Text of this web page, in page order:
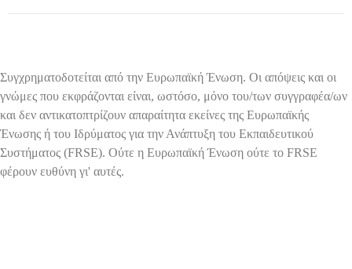
Συγχρηματοδοτείται από την Ευρωπαϊκή Ένωση. Οι απόψεις και οι
γνώμες που εκφράζονται είναι, ωστόσο, μόνο του/των συγγραφέα/ων
και δεν αντικατοπτρίζουν απαραίτητα εκείνες της Ευρωπαϊκής
Ένωσης ή του Ιδρύματος για την Ανάπτυξη του Εκπαιδευτικού
Συστήματος (FRSE). Ούτε η Ευρωπαϊκή Ένωση ούτε το FRSE
φέρουν ευθύνη γι' αυτές.